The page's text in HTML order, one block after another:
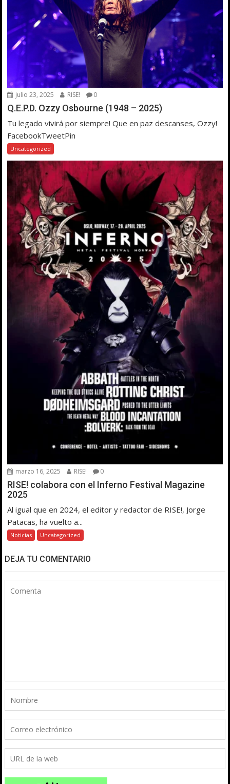
julio 23, 2025 RISE! 0
Q.E.P.D. Ozzy Osbourne (1948 – 2025)
Tu legado vivirá por siempre! Que en paz descanses, Ozzy!
FacebookTweetPin
Uncategorized
marzo 16, 2025 RISE! 0
RISE! colabora con el Inferno Festival Magazine
2025
Al igual que en 2024, el editor y redactor de RISE!, Jorge
Patacas, ha vuelto a...
Noticias Uncategorized
DEJA TU COMENTARIO